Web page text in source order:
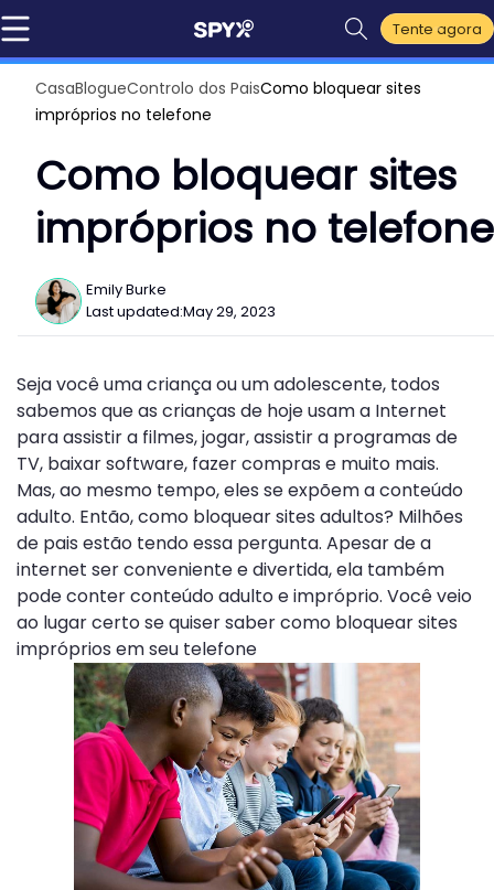
Tente agora
CasaBlogueControlo dos PaisComo bloquear sites
impróprios no telefone
Como bloquear sites
impróprios no telefone
Emily Burke
Last updated:May 29, 2023
Seja você uma criança ou um adolescente, todos
sabemos que as crianças de hoje usam a Internet
para assistir a filmes, jogar, assistir a programas de
TV, baixar software, fazer compras e muito mais.
Mas, ao mesmo tempo, eles se expõem a conteúdo
adulto. Então, como bloquear sites adultos? Milhões
de pais estão tendo essa pergunta. Apesar de a
internet ser conveniente e divertida, ela também
pode conter conteúdo adulto e impróprio. Você veio
ao lugar certo se quiser saber como bloquear sites
impróprios em seu telefone